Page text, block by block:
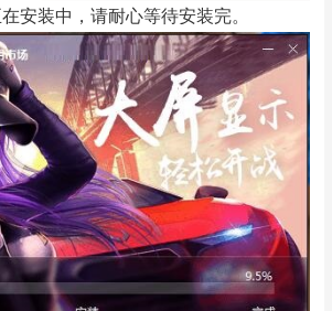
装中，请耐心等待安装完。